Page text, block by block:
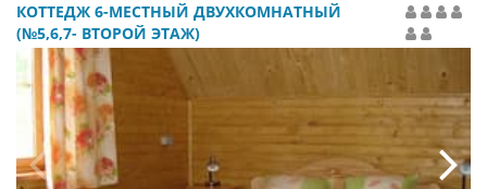
КОТТЕДЖ 6-МЕСТНЫЙ ДВУХКОМНАТНЫЙ
(№5,6,7- ВТОРОЙ ЭТАЖ)